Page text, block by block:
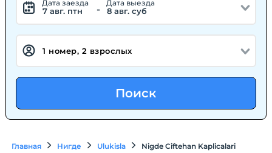
Дата заезда
7 авг. птн -
Дата выезда
8 авг. суб
Поиск
Главная Нигде Ulukisla Nigde Ciftehan Kaplicalari